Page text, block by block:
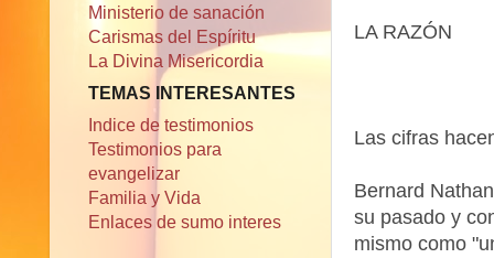
LA RAZÓN
Las cifras
Bernard
su pasado y
mismo como
Ministerio de sanación
Carismas del Espíritu
La Divina Misericordia
TEMAS INTERESANTES
Indice de testimonios
Testimonios para
evangelizar
Familia y Vida
Enlaces de sumo interes